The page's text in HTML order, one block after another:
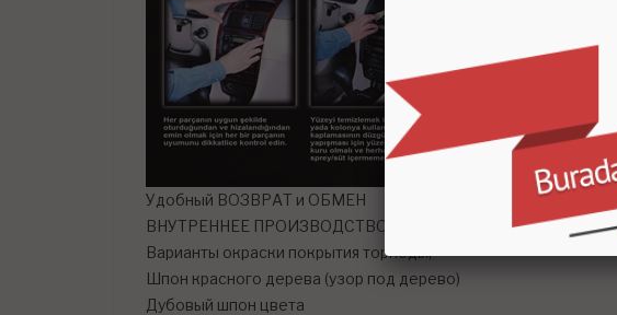
Удобный ВОЗВРАТ и ОБМЕН
ВНУТРЕННЕЕ ПРОИЗВОДСТВО
Варианты окраски покрытия торпеды;
Шпон красного дерева (узор под дерево)
Дубовый шпон цвета